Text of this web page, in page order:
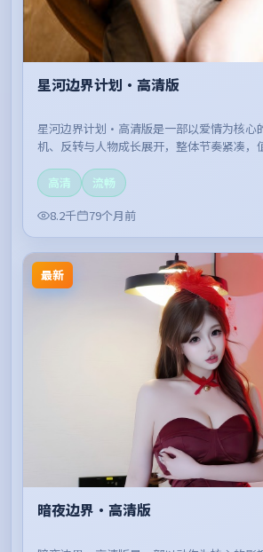
星河边界计划·高清版
星河边界计划·高清版是一部以爱情为核心
机、反转与人物成长展开，整体节奏紧凑，
高清
流畅
8.2千
79个月前
最新
暗夜边界·高清版